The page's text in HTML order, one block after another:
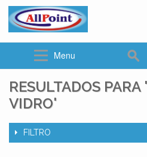
www.allpoint.com.br
☎ (011)2062-6900
Menu
RESULTADOS
VIDRO'
FILTRO